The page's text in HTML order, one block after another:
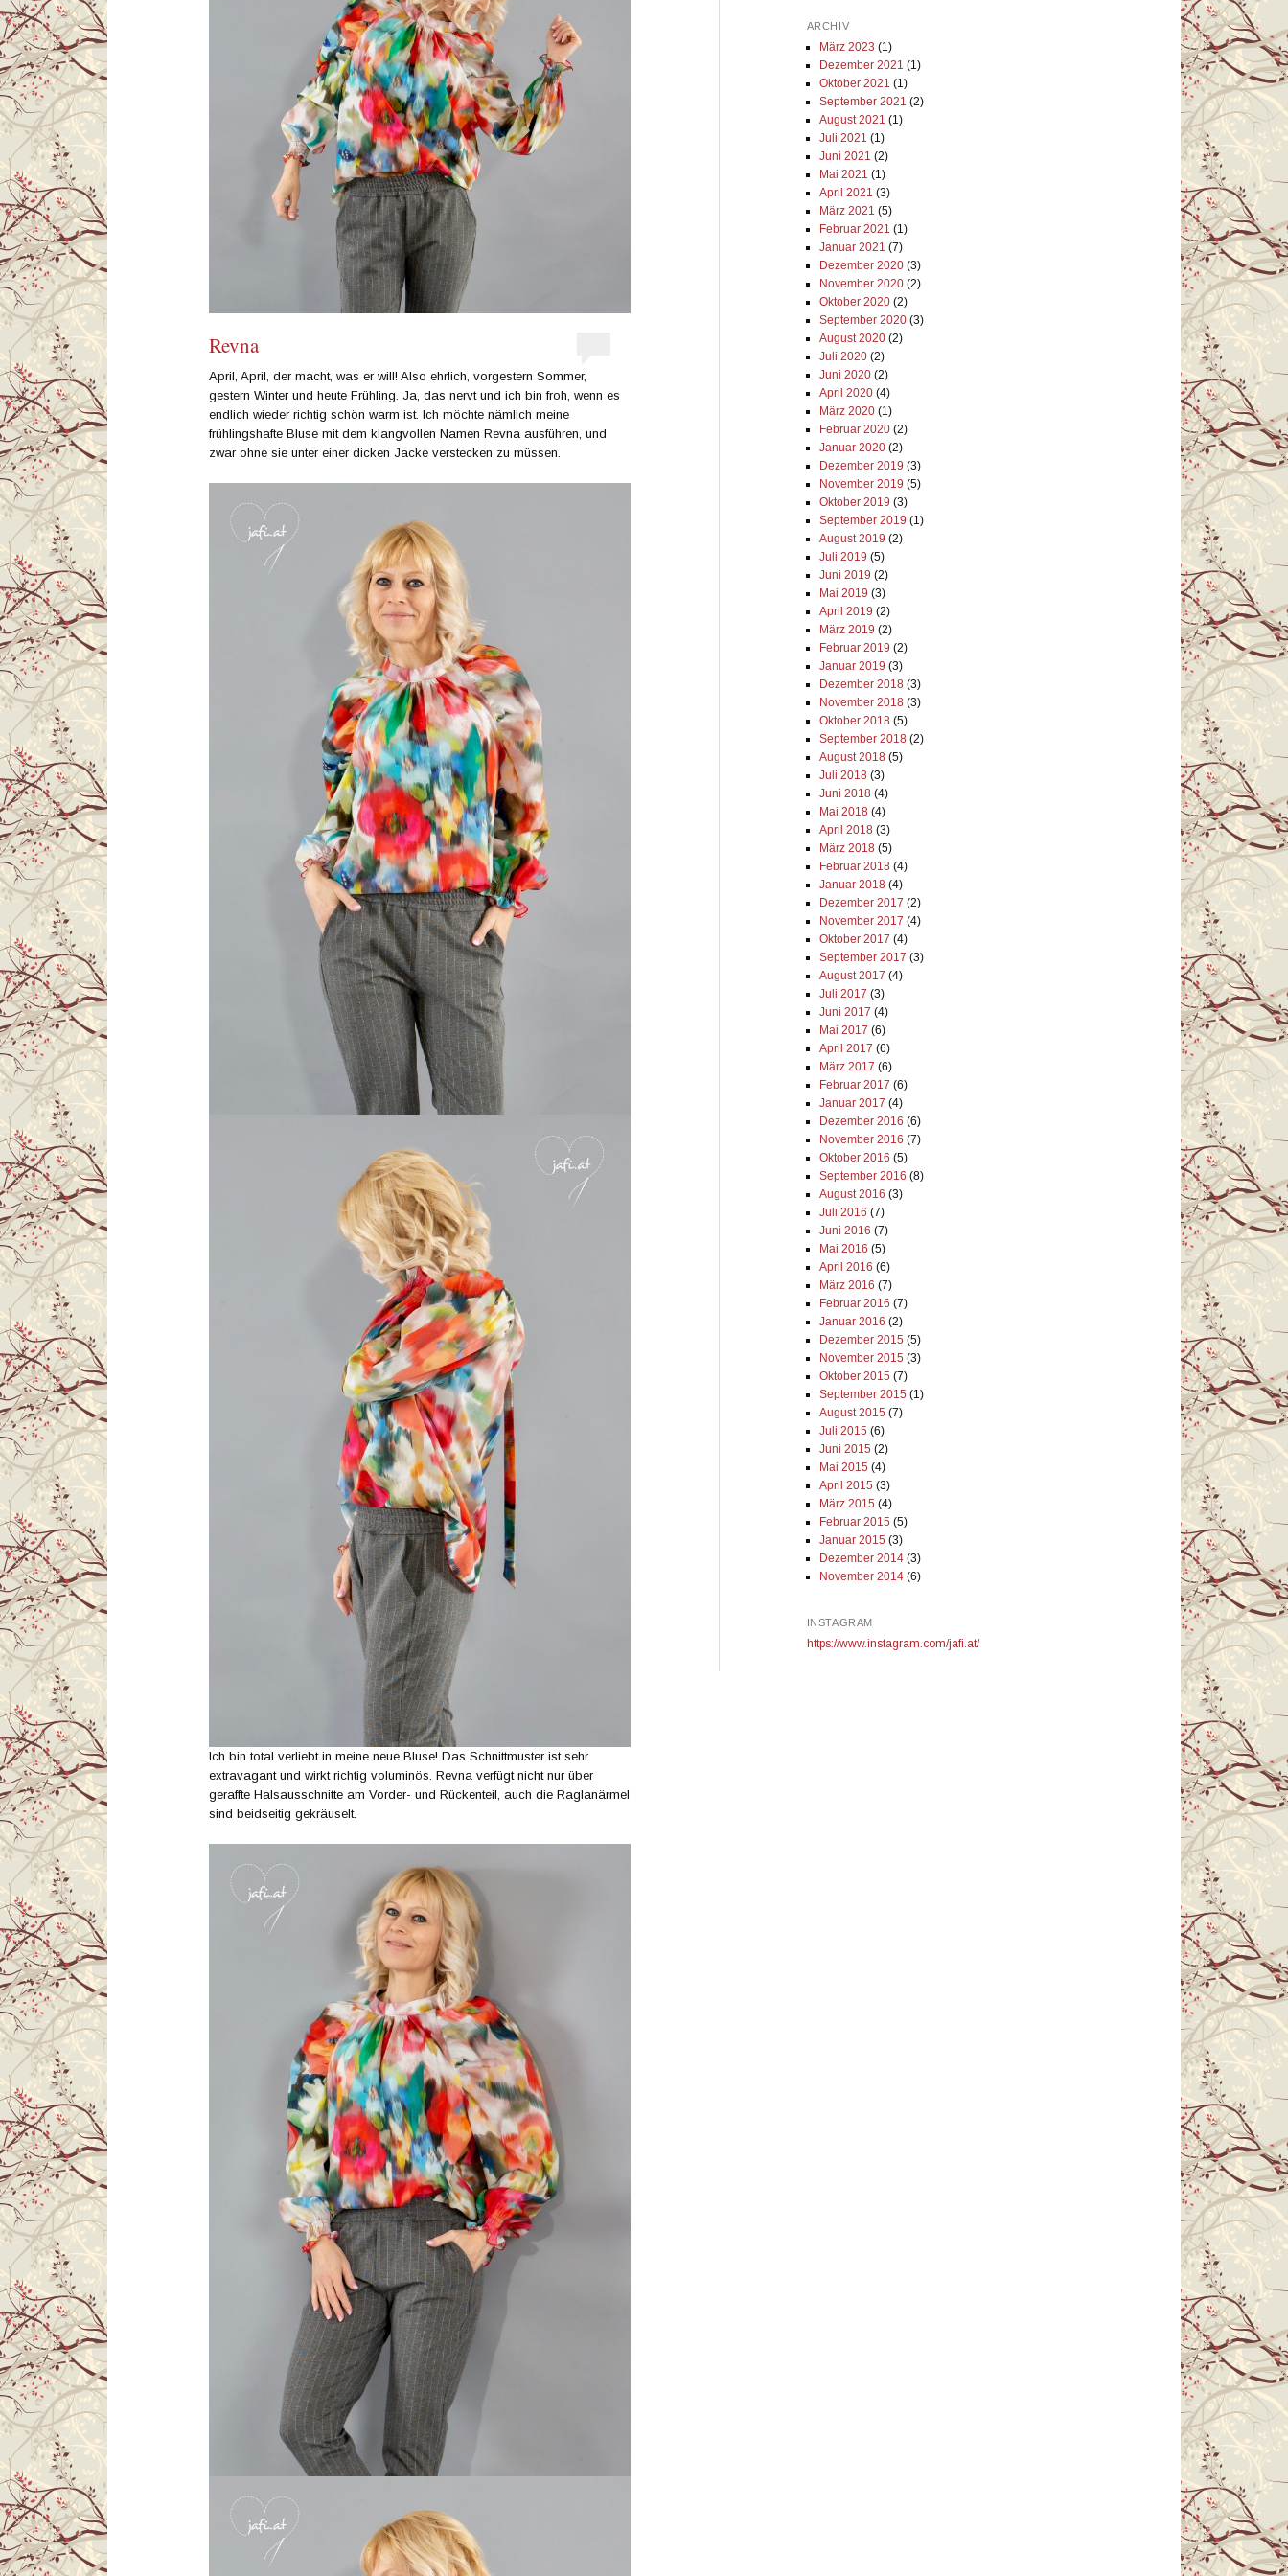
Revna
April, April, der macht, was er will! Also ehrlich, vorgestern Sommer,
gestern Winter und heute Frühling. Ja, das nervt und ich bin froh, wenn es
endlich wieder richtig schön warm ist. Ich möchte nämlich meine
frühlingshafte Bluse mit dem klangvollen Namen Revna ausführen, und
zwar ohne sie unter einer dicken Jacke verstecken zu müssen.
Ich bin total verliebt in meine neue Bluse! Das Schnittmuster ist sehr
extravagant und wirkt richtig voluminös. Revna verfügt nicht nur über
geraffte Halsausschnitte am Vorder- und Rückenteil, auch die Raglanärmel
sind beidseitig gekräuselt.
ARCHIV
März 2023 (1)
Dezember 2021 (1)
Oktober 2021 (1)
September 2021 (2)
August 2021 (1)
Juli 2021 (1)
Juni 2021 (2)
Mai 2021 (1)
April 2021 (3)
März 2021 (5)
Februar 2021 (1)
Januar 2021 (7)
Dezember 2020(3)
November 2020(2)
Oktober 2020(2)
September 2020(3)
August 2020(2)
Juli 2020(2)
Juni 2020(2)
April 2020(4)
März 2020(1)
Februar 2020(2)
Januar 2020(2)
Dezember 2019 (3)
November 2019 (5)
Oktober 2019 (3)
September 2019 (1)
August 2019 (2)
Juli 2019 (5)
Juni 2019 (2)
Mai 2019 (3)
April 2019 (2)
März 2019 (2)
Februar 2019 (2)
Januar 2019 (3)
Dezember 2018(3)
November 2018(3)
Oktober 2018(5)
September 2018(2)
August 2018(5)
Juli 2018(3)
Juni 2018(4)
Mai 2018(4)
April 2018(3)
März 2018(5)
Februar 2018(4)
Januar 2018(4)
Dezember 2017 (2)
November 2017 (4)
Oktober 2017 (4)
September 2017 (3)
August 2017 (4)
Juli 2017 (3)
Juni 2017 (4)
Mai 2017 (6)
April 2017 (6)
März 2017 (6)
Februar 2017 (6)
Januar 2017 (4)
Dezember 2016 (6)
November 2016 (7)
Oktober 2016 (5)
September 2016 (8)
August 2016 (3)
Juli 2016 (7)
Juni 2016 (7)
Mai 2016 (5)
April 2016 (6)
März 2016 (7)
Februar 2016 (7)
Januar 2016 (2)
Dezember 2015 (5)
November 2015 (3)
Oktober 2015 (7)
September 2015 (1)
August 2015 (7)
Juli 2015 (6)
Juni 2015 (2)
Mai 2015 (4)
April 2015 (3)
März 2015 (4)
Februar 2015 (5)
Januar 2015 (3)
Dezember 2014(3)
November 2014(6)
INSTAGRAM
https://www.instagram.com/jafi.at/